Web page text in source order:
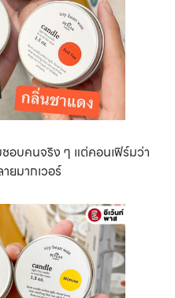
อบคนจริง ๆ แต่คอนเฟิร์มว่า
ยมากเวอร์